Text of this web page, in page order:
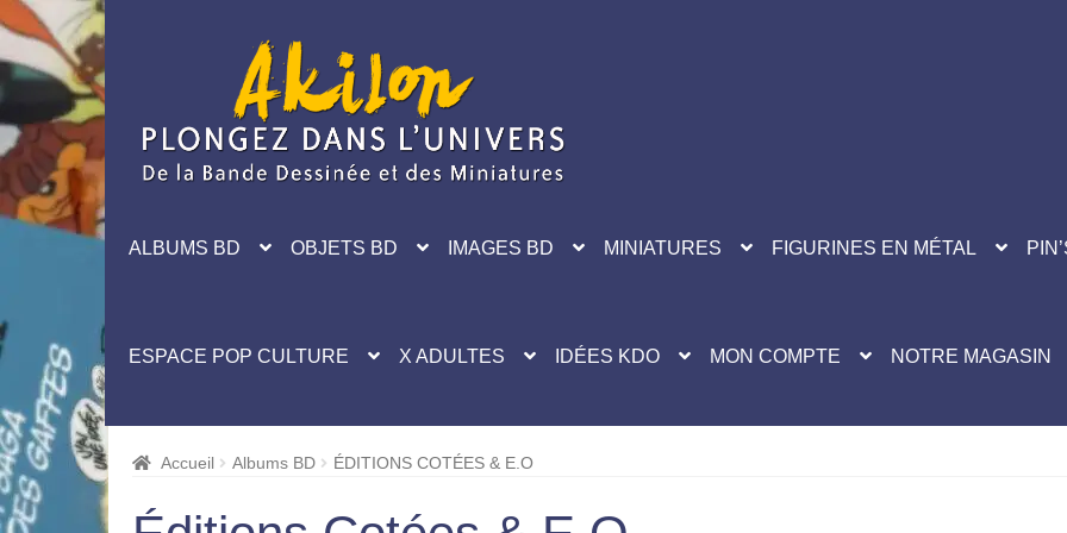
navigation
ALBUMS BD OBJETS BD IMAGES BD MINIATURES FIGURINES EN MÉTAL
ESPACE POP CULTURE X ADULTES IDÉES KDO MON COMPTE NOTRE MAGASIN
Accueil Albums BD ÉDITIONS COTÉES & E.O